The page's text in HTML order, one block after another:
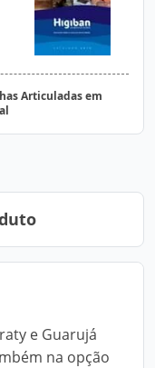
Articuladas em
e Guarujá
na opção